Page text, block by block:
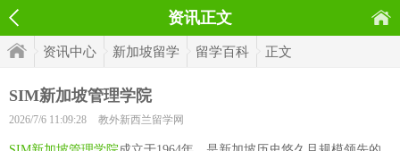
资讯正文
资讯中心 新加坡留学 留学百科 正文
SIM新加坡管理学院
2026/7/6 11:09:28 教外新西兰留学网